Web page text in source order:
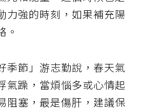
力強的時刻，如果補充陽
。
季節」游志勤說，春天氣
氣躁，當煩惱多或心情起
阻塞，最是傷肝，建議保